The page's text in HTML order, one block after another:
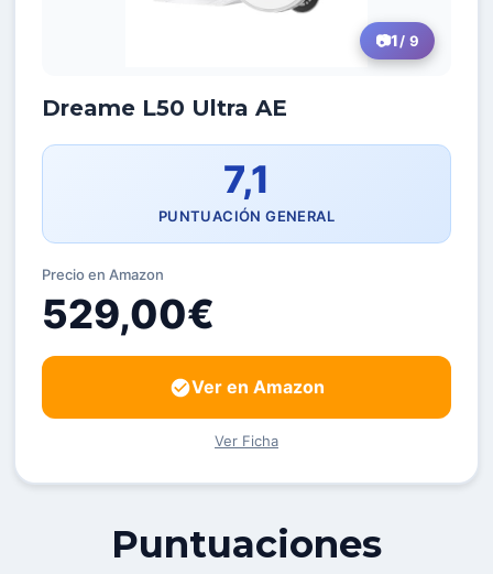
1/ 9
Dreame L50 Ultra AE
7,1
PUNTUACIÓN GENERAL
Precio en Amazon
529,00€
Ver en Amazon
Ver Ficha
Puntuaciones